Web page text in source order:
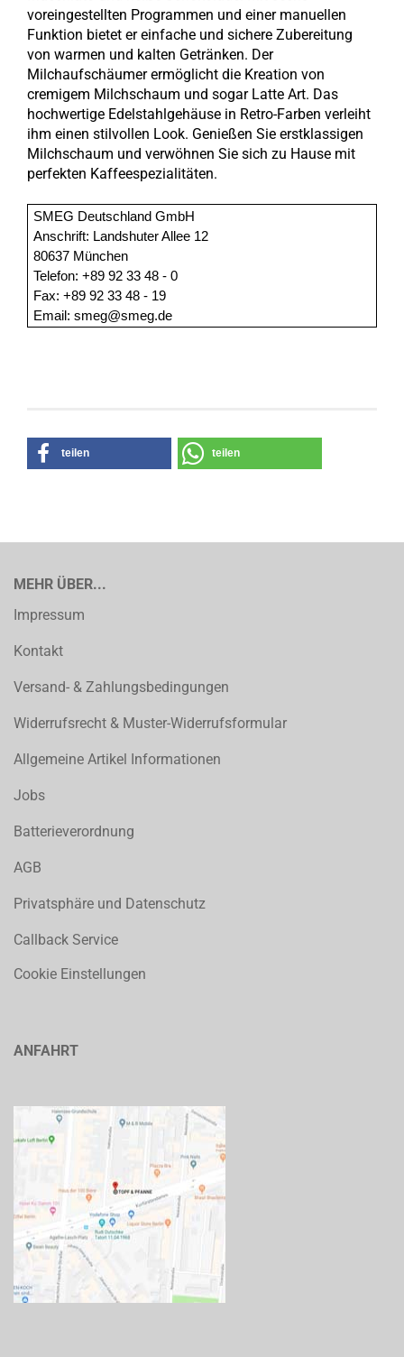
voreingestellten Programmen und einer manuellen
Funktion bietet er einfache und sichere Zubereitung
von warmen und kalten Getränken. Der
Milchaufschäumer ermöglicht die Kreation von
cremigem Milchschaum und sogar Latte Art. Das
hochwertige Edelstahlgehäuse in Retro-Farben verleiht
ihm einen stilvollen Look. Genießen Sie erstklassigen
Milchschaum und verwöhnen Sie sich zu Hause mit
perfekten Kaffeespezialitäten.
SMEG Deutschland GmbH
Anschrift: Landshuter Allee 12
80637 München
Telefon: +89 92 33 48 - 0
Fax: +89 92 33 48 - 19
Email: smeg@smeg.de
teilen teilen
MEHR ÜBER...
Impressum
Kontakt
Versand- & Zahlungsbedingungen
Widerrufsrecht & Muster-Widerrufsformular
Allgemeine Artikel Informationen
Jobs
Batterieverordnung
AGB
Privatsphäre und Datenschutz
Callback Service
Cookie Einstellungen
ANFAHRT